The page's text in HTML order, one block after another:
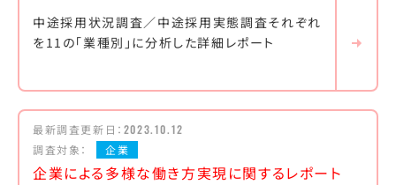
中途採用状況調査／中途採用実態調査それぞれ
を11の「業種別」に分析した詳細レポート
最新調査更新日： 2023.10.12
調査対象：
企業
企業による多様な働き方実現に関するレポート